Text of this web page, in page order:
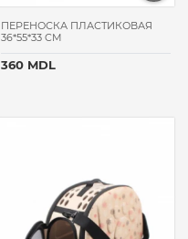
ПЕРЕНОСКА ПЛАСТИКОВАЯ
36*55*33 CM
360 MDL